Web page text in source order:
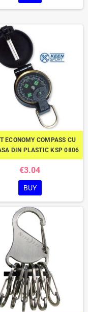
ECONOMY COMPASS CU
DIN PLASTIC KSP 0806
€3.04
BUY